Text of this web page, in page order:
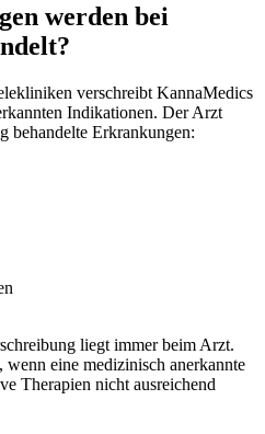
werden bei
verschreibt KannaMedics
Indikationen. Der Arzt
behandelte Erkrankungen:
liegt immer beim Arzt.
eine medizinisch anerkannte
Therapien nicht ausreichend